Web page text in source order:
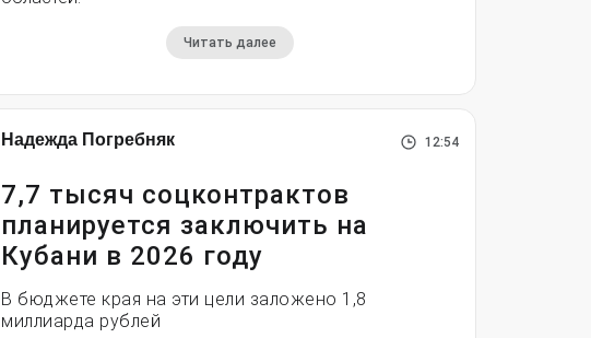
Читать далее
Надежда Погребняк 12:54
7,7 тысяч соцконтрактов
планируется заключить на
Кубани в 2026 году
В бюджете края на эти цели заложено 1,8
миллиарда рублей